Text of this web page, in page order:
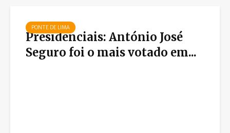
PONTE DE LIMA
Presidenciais: António José
Seguro foi o mais votado em...